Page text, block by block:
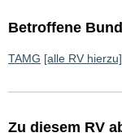
Betroffene
TAMG [alle RV hierzu]
Zu diesem RV